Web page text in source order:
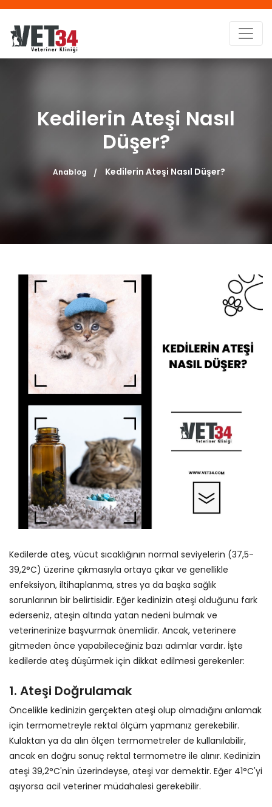
Kedilerin Ateşi Nasıl
Düşer?
Anablog Kedilerin Ateşi Nasıl Düşer?
Kedilerde ateş, vücut sıcaklığının normal seviyelerin (37,5-
39,2°C) üzerine çıkmasıyla ortaya çıkar ve genellikle
enfeksiyon, iltihaplanma, stres ya da başka sağlık
sorunlarının bir belirtisidir. Eğer kedinizin ateşi olduğunu fark
ederseniz, ateşin altında yatan nedeni bulmak ve
veterinerinize başvurmak önemlidir. Ancak, veterinere
gitmeden önce yapabileceğiniz bazı adımlar vardır. İşte
kedilerde ateş düşürmek için dikkat edilmesi gerekenler:
1. Ateşi Doğrulamak
Öncelikle kedinizin gerçekten ateşi olup olmadığını anlamak
için termometreyle rektal ölçüm yapmanız gerekebilir.
Kulaktan ya da alın ölçen termometreler de kullanılabilir,
ancak en doğru sonuç rektal termometre ile alınır. Kedinizin
ateşi 39,2°C'nin üzerindeyse, ateşi var demektir. Eğer 41°C'yi
aşıyorsa acil veteriner müdahalesi gerekebilir.